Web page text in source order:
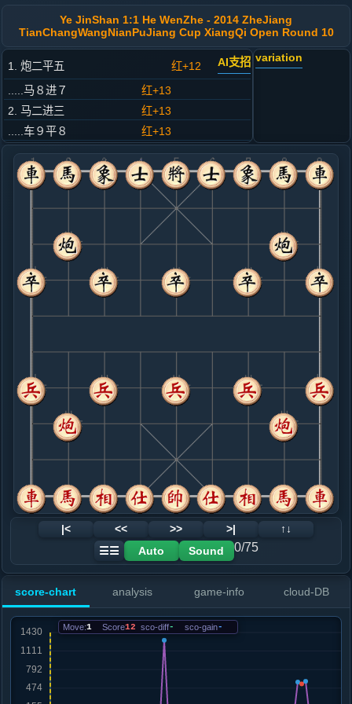
Ye JinShan 1:1 He WenZhe - 2014 ZheJiang
TianChangWangNianPuJiang Cup XiangQi Open Round 10
1. 炮二平五 红+12 AI支招
.....马８进７
红+13
2. 马二进三
红+13
.....车９平８
红+13
3. 车一平二
红+12
.....马２进３
红+18
4. 兵七进一
红+7
.....卒７进１
红+11
5. 车二进六
红+4
.....砲８平９
6. 车二平三
红+10
.....砲９退１
红+5
7. 马八进七
红+3
8. 炮八平九
红+25
.....车１平６
红+12
9. 车三退一
红+3
马七进六
.....砲２平１
10. 车三平八
黑+1
.....车８进６
红+7
马７进８
红+5
.....砲９进１
红+6
12. 兵三进一
黑+2
马七进六
红+0
13. 马七进八
黑+2
.....车７平３
红+56
砲１进４
15. 相七进五
红+30
.....车３进１
红+1297
16. 车九平八
红+15
variation
|< << >> >|
↑↓
☰☰
Auto Sound 0/75
score-chart analysis game-info cloud-DB
Move:1 Score12 sco-diff- sco-gain-